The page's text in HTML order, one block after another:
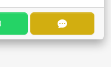
CONTACTAR POR